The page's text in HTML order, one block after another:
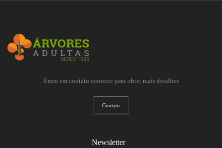
Entre em contato conosco para obter mais detalhes
Contato
Newsletter